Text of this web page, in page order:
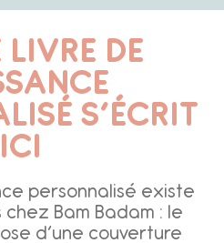
LIVRE DE
S’ÉCRIT
ICI
personnalisé existe
Bam Badam : le
d’une couverture